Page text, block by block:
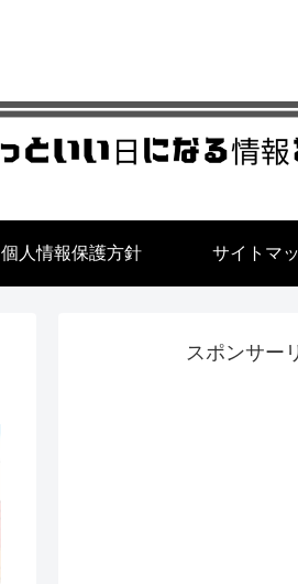
個人情報保護方針 サイトマ
スポンサー